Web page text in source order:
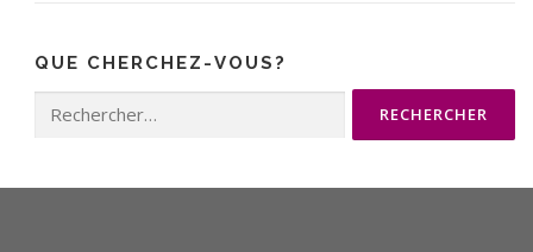
QUE CHERCHEZ-VOUS?